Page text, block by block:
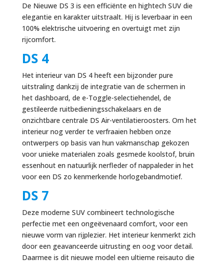
De Nieuwe DS 3 is een efficiënte en hightech SUV die
elegantie en karakter uitstraalt. Hij is leverbaar in een
100% elektrische uitvoering en overtuigt met zijn
rijcomfort.
DS 4
Het interieur van DS 4 heeft een bijzonder pure
uitstraling dankzij de integratie van de schermen in
het dashboard, de e-Toggle-selectiehendel, de
gestileerde ruitbedieningsschakelaars en de
onzichtbare centrale DS Air-ventilatieroosters. Om het
interieur nog verder te verfraaien hebben onze
ontwerpers op basis van hun vakmanschap gekozen
voor unieke materialen zoals gesmede koolstof, bruin
essenhout en natuurlijk nerfleder of nappaleder in het
voor een DS zo kenmerkende horlogebandmotief.
DS 7
Deze moderne SUV combineert technologische
perfectie met een ongeëvenaard comfort, voor een
nieuwe vorm van rijplezier. Het interieur kenmerkt zich
door een geavanceerde uitrusting en oog voor detail.
Daarmee is dit nieuwe model een ultieme reisauto die